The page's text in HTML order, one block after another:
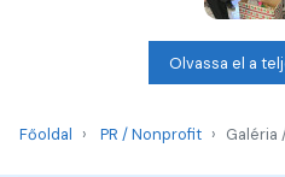
Olvassa el a
Főoldal PR / Nonprofit Galéria